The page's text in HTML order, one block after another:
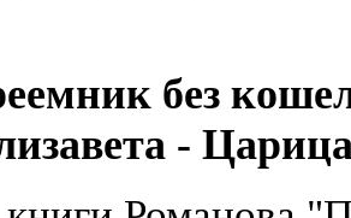
без
-